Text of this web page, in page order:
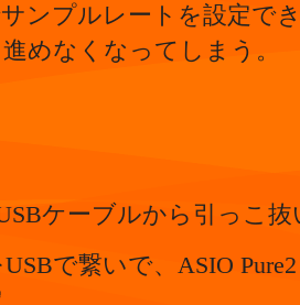
ンプルレートを設定で
めなくなってしまう。
ケーブルから引っこ
USBで繋いで、ASIO